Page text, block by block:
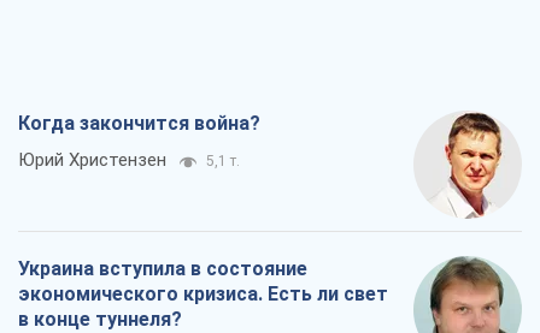
Когда закончится война?
Юрий Христензен 5,1 т.
Украина вступила в состояние
экономического кризиса. Есть ли свет
в конце туннеля?